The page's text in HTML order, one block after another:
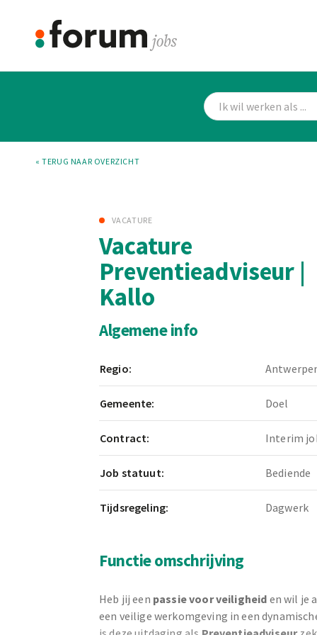
« TERUG NAAR OVERZICHT
VACATURE
Vacature
Preventieadviseur |
Kallo
Algemene info
Regio:
Gemeente: Doel
Contract: Interim
Job statuut: Bediende
Tijdsregeling: Dagwerk
Functie omschrijving
Heb jij een passie voor veiligheid en wil je
een veilige werkomgeving in een